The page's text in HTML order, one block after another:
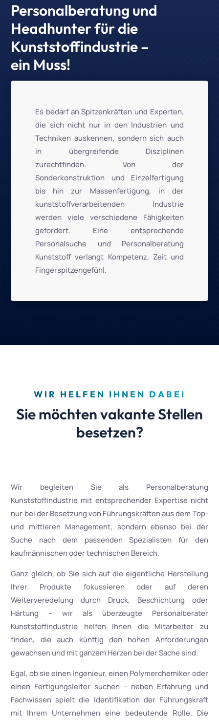
Personalberatung und
Headhunter für die
Kunststoffindustrie –
ein Muss!
Es bedarf an Spitzenkräften und Experten,
die sich nicht nur in den Industrien und
Techniken auskennen, sondern sich auch
in übergreifende Disziplinen
zurechtfinden. Von der
Sonderkonstruktion und Einzelfertigung
bis hin zur Massenfertigung, in der
kunststoffverarbeitenden Industrie
werden viele verschiedene Fähigkeiten
gefordert. Eine entsprechende
Personalsuche und Personalberatung
Kunststoff verlangt Kompetenz, Zeit und
Fingerspitzengefühl.
WIR HELFEN IHNEN DABEI
Sie möchten vakante Stellen
besetzen?
Wir begleiten Sie als Personalberatung
Kunststoffindustrie mit entsprechender Expertise nicht
nur bei der Besetzung von Führungskräften aus dem Top-
und mittleren Management, sondern ebenso bei der
Suche nach dem passenden Spezialisten für den
kaufmännischen oder technischen Bereich.
Ganz gleich, ob Sie sich auf die eigentliche Herstellung
Ihrer Produkte fokussieren oder auf deren
Weiterveredelung durch Druck, Beschichtung oder
Härtung – wir als überzeugte Personalberater
Kunststoffindustrie helfen Ihnen die Mitarbeiter zu
finden, die auch künftig den hohen Anforderungen
gewachsen und mit ganzem Herzen bei der Sache sind.
Egal, ob sie einen Ingenieur, einen Polymerchemiker oder
einen Fertigungsleiter suchen – neben Erfahrung und
Fachwissen spielt die Identifikation der Führungskraft
mit Ihrem Unternehmen eine bedeutende Rolle. Die